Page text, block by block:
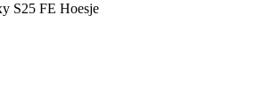
S25 FE Hoesje